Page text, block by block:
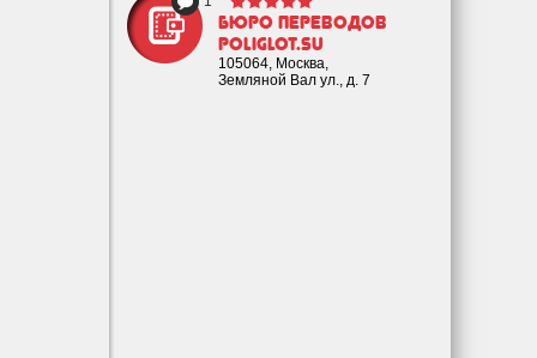
Бюро переводов
poliglot.su
105064, Москва,
Земляной Вал ул., д. 7